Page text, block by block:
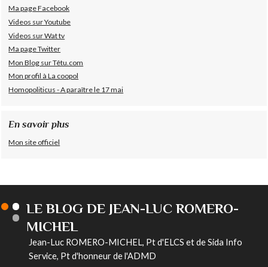
Ma page Facebook
Videos sur Youtube
Videos sur Wat tv
Ma page Twitter
Mon Blog sur Têtu.com
Mon profil à La coopol
Homopoliticus - A paraître le 17 mai
En savoir plus
Mon site officiel
LE BLOG DE JEAN-LUC ROMERO-
MICHEL
Jean-Luc ROMERO-MICHEL, Pt d'ELCS et de Sida Info
Service, Pt d'honneur de l'ADMD